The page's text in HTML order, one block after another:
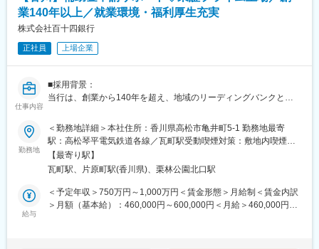
さい）
た第百十四国立銀行としてスタートしました。明治、大正、昭
和、平成の四代にわたり、香川県経済の中心として、常にゆるぎ
変更の範囲：当行業務全般 （詳細は、面談・面接時にご確認くだ
業140年以上／就業環境・福利厚生充実
株式会社百十四銀行
正社員 上場企業
仕事内容
■採用背景：
当行は、創業から140年を超え、地域のリーディングバンクとし
す。
現在は、「長期ビジョン2030」で、総合コンサルティンググルー
プへの進化を掲げています。コンサルティング機能の強化と新事
業領域の探索により、課題解決能力の強化を図るため、キャリア
採用を積極的に実施しています。
■業務概要：
勤務地
＜勤務地詳細＞本社住所：香川県高松市亀井町5-1 勤務地最寄
駅：高松琴平電気鉄道各線／瓦町駅受動喫煙対策：敷地内喫煙可
能場所あり変更の範囲：当行の定める本支店・本部、関連会社等
【最寄り駅】
瓦町駅、片原町駅(香川県)、栗林公園北口駅
給与
＜予定年収＞750万円～1,000万円＜賃金形態＞月給制＜賃金内訳
＞月額（基本給）：460,000円～600,000円＜月給＞460,000円～